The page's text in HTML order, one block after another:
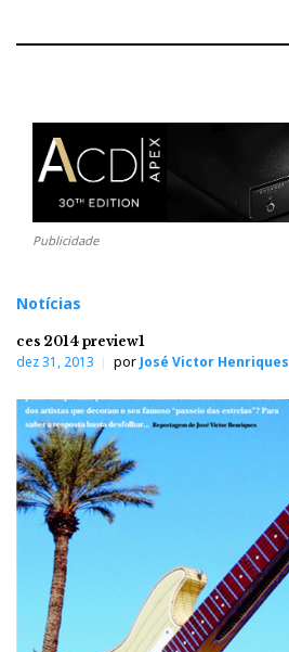
Publicidade
Notícias
ces 2014 preview1
dez 31, 2013 por José Victor Henriques